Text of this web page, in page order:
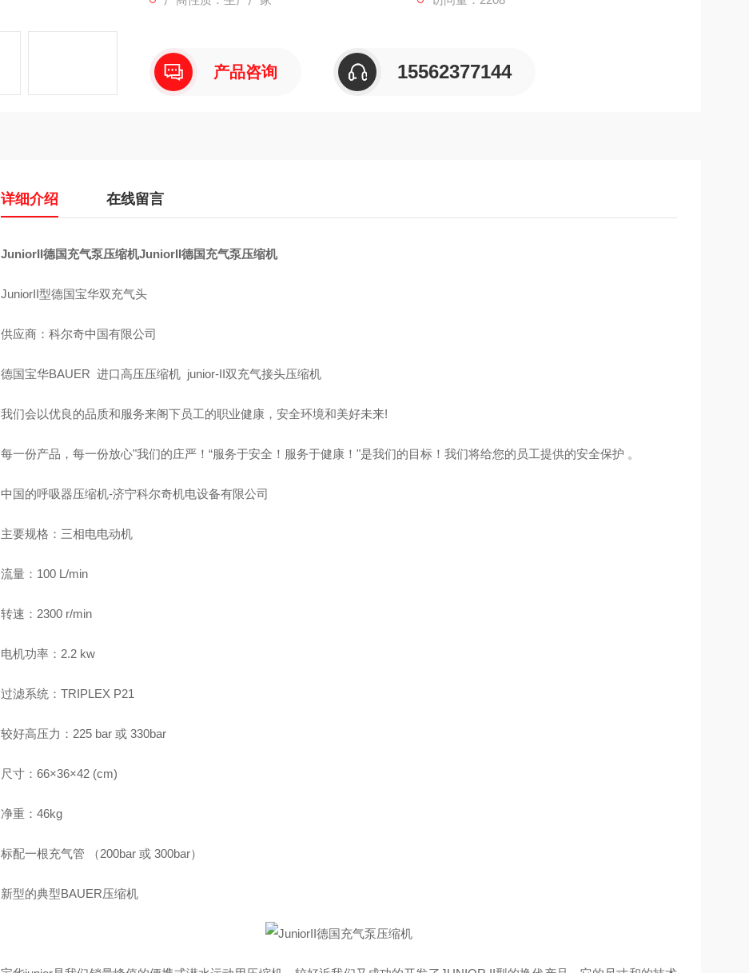
产品咨询 15562377144
详细介绍 在线留言
JuniorII德国充气泵压缩机JuniorII德国充气泵压缩机
JuniorII型德国宝华双充气头
供应商：科尔奇中国有限公司
德国宝华BAUER 进口高压压缩机 junior-II双充气接头压缩机
我们会以优良的品质和服务来阁下员工的职业健康，安全环境和美好未来!
每一份产品，每一份放心"我们的庄严！“服务于安全！服务于健康！"是我们的目标！我们将给您的员工提供的安全保护 。
中国的呼吸器压缩机-济宁科尔奇机电设备有限公司
主要规格：三相电电动机
流量：100 L/min
转速：2300 r/min
电机功率：2.2 kw
过滤系统：TRIPLEX P21
较好高压力：225 bar 或 330bar
尺寸：66×36×42 (cm)
净重：46kg
标配一根充气管 （200bar 或 300bar）
新型的典型BAUER压缩机